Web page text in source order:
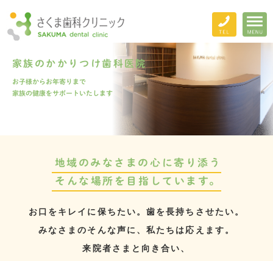
家族の かかりつけ歯科医院
お子様からお年寄りまで
家族の健康をサポートいたします
地域のみなさまの心に寄り添う
そんな場所を目指しています。
お口をキレイに保ちたい。歯を長持ちさせたい。
みなさまのそんな声に、私たちは応えます。
来院者さまと向き合い、